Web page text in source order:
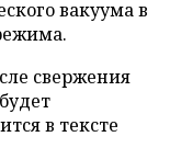
вакуума в
свержения
в тексте